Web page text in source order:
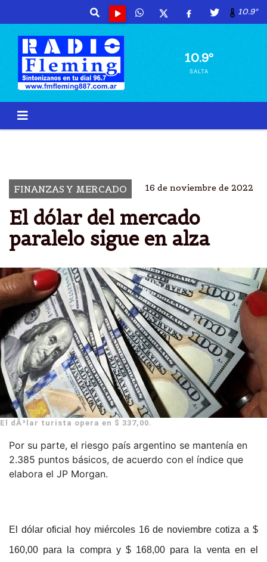
10.9º
10.9º
SALTA
FINANZAS Y MERCADO 16 de noviembre de 2022
El dólar del mercado
paralelo sigue en alza
El dÃ³lar turista opera en $ 337,00.
Por su parte, el riesgo país argentino se mantenía en
2.385 puntos básicos, de acuerdo con el índice que
elabora el JP Morgan.
El dólar oficial hoy miércoles 16 de noviembre cotiza a $
160,00 para la compra y $ 168,00 para la venta en el